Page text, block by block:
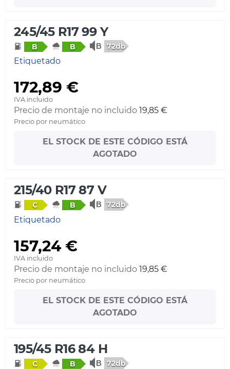
245/45 R17 99 Y
B B 72db
Etiquetado
172,89 €
IVA incluido
Precio de montaje no incluido 19,85 €
Precio por neumático
EL STOCK DE ESTE CÓDIGO ESTÁ
AGOTADO
215/40 R17 87 V
C B 72db
Etiquetado
157,24 €
IVA incluido
Precio de montaje no incluido 19,85 €
Precio por neumático
EL STOCK DE ESTE CÓDIGO ESTÁ
AGOTADO
195/45 R16 84 H
C B 72db